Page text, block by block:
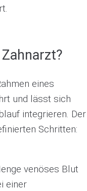
eines
und lässt sich
integrieren. Der
Schritten:
venöses Blut
einer